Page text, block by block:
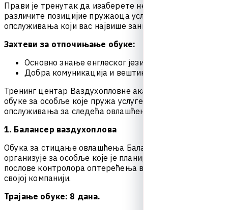
Прави је тренутак да изаберете не
различите позицијие пружаоца усл
опслуживања који вас највише зани
Захтеви за отпочињање обуке:
Основно знање енглеског јези
Добра комуникација и вештин
Тренинг центар Ваздухопловне ака
обуке за особље које пружа услуге
опслуживања за следећа овлашћењ
1. Балансер ваздухоплова
Обука за стицање овлашћења Бала
организује за особље које је планир
послове контролора оптерећења в
својој компанији.
Трајање обуке: 8 дана.